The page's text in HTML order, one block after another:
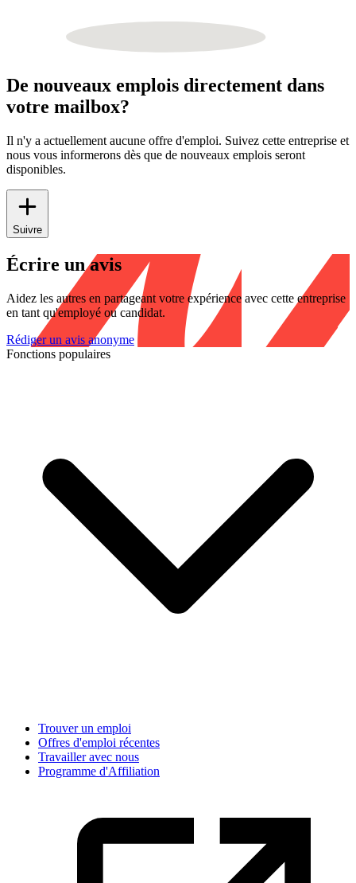
De nouveaux emplois directement dans
votre mailbox?
Il n'y a actuellement aucune offre d'emploi. Suivez cette entreprise et
nous vous informerons dès que de nouveaux emplois seront
disponibles.
Suivre
Écrire un avis
Aidez les autres en partageant votre expérience avec cette entreprise
en tant qu'employé ou candidat.
Rédiger un avis anonyme
Fonctions populaires
Trouver un emploi
Offres d'emploi récentes
Travailler avec nous
Programme d'Affiliation